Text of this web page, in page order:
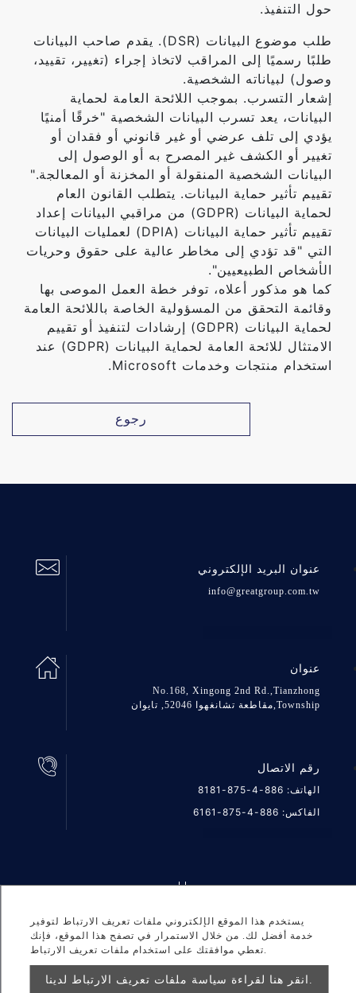
حول التنفيذ.
طلب موضوع البيانات (DSR). يقدم صاحب البيانات
طلبًا رسميًا إلى المراقب لاتخاذ إجراء (تغيير، تقييد،
وصول) لبياناته الشخصية.
إشعار التسرب. بموجب اللائحة العامة لحماية
البيانات، يعد تسرب البيانات الشخصية "خرقًا أمنيًا
يؤدي إلى تلف عرضي أو غير قانوني أو فقدان أو
تغيير أو الكشف غير المصرح به أو الوصول إلى
البيانات الشخصية المنقولة أو المخزنة أو المعالجة."
تقييم تأثير حماية البيانات. يتطلب القانون العام
لحماية البيانات (GDPR) من مراقبي البيانات إعداد
تقييم تأثير حماية البيانات (DPIA) لعمليات البيانات
التي "قد تؤدي إلى مخاطر عالية على حقوق وحريات
الأشخاص الطبيعيين".
كما هو مذكور أعلاه، توفر خطة العمل الموصى بها
وقائمة التحقق من المسؤولية الخاصة باللائحة العامة
لحماية البيانات (GDPR) إرشادات لتنفيذ أو تقييم
الامتثال للائحة العامة لحماية البيانات (GDPR) عند
استخدام منتجات وخدمات Microsoft.
رجوع
يستخدم هذا الموقع الإلكتروني ملفات تعريف الارتباط لتوفير
خدمة أفضل لك. من خلال الاستمرار في تصفح هذا الموقع، فإنك
تعطي موافقتك على استخدام ملفات تعريف الارتباط.
انقر هنا لقراءة سياسة ملفات تعريف الارتباط لدينا.
عنوان البريد الإلكتروني
info@greatgroup.com.tw
عنوان
No.168, Xingong 2nd Rd.,Tianzhong
Township,مقاطعة تشانغهوا 52046, تايوان
رقم الاتصال
الهاتف: 886-4-875-8181
الفاكس: 886-4-875-6161
Copyright © 2026 GREAT GROUP MEDICAL CO., LTD. All
rights reserved.
info@greatgroup.com.tw